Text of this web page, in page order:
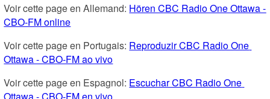
Voir cette page en Allemand: Hören CBC Radio One Ottawa -
CBO-FM online
Voir cette page en Portugais: Reproduzir CBC Radio One
Ottawa - CBO-FM ao vivo
Voir cette page en Espagnol: Escuchar CBC Radio One
Ottawa - CBO-FM en vivo